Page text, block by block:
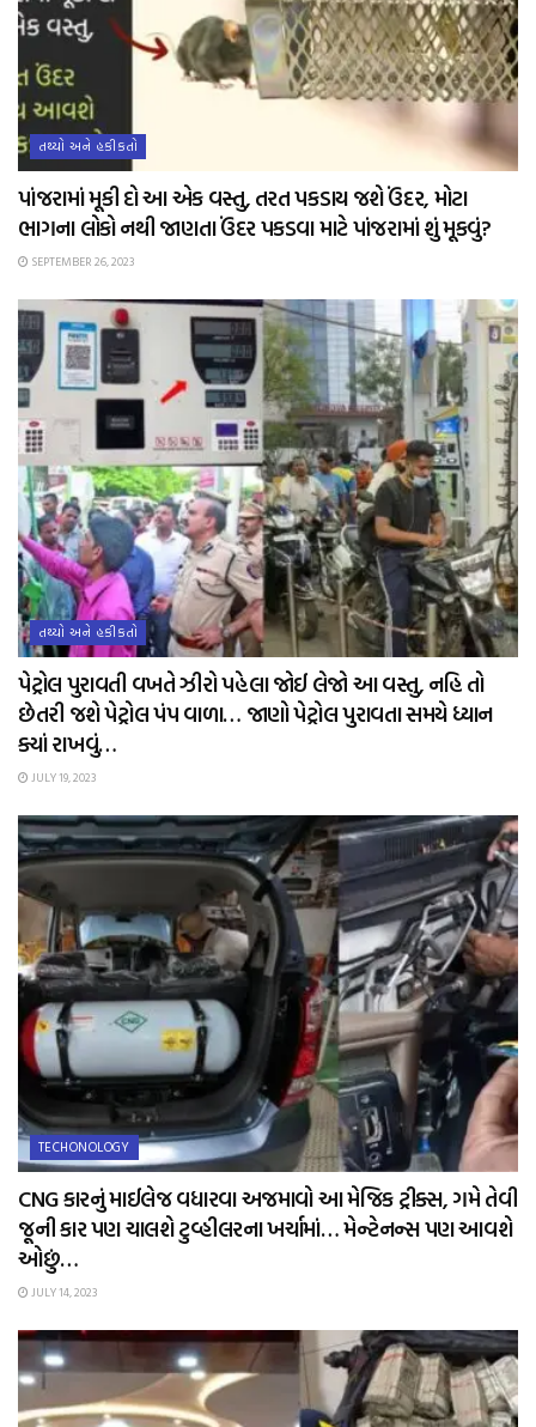
તથ્યો અને હકીકતો
પાંજરામાં મૂકી દો આ એક વસ્તુ, તરત પકડાય જશે ઉંદર, મોટા
ભાગના લોકો નથી જાણતા ઉંદર પકડવા માટે પાંજરામાં શું મૂકવું?
SEPTEMBER 26, 2023
તથ્યો અને હકીકતો
પેટ્રોલ પુરાવતી વખતે ઝીરો પહેલા જોઈ લેજો આ વસ્તુ, નહિ તો
છેતરી જશે પેટ્રોલ પંપ વાળા… જાણો પેટ્રોલ પુરાવતા સમયે ધ્યાન
ક્યાં રાખવું…
JULY 19, 2023
TECHONOLOGY
CNG કારનું માઈલેજ વધારવા અજમાવો આ મેજિક ટ્રીક્સ, ગમે તેવી
જૂની કાર પણ ચાલશે ટુવ્હીલરના ખર્ચામાં… મેન્ટેનન્સ પણ આવશે
ઓછું…
JULY 14, 2023